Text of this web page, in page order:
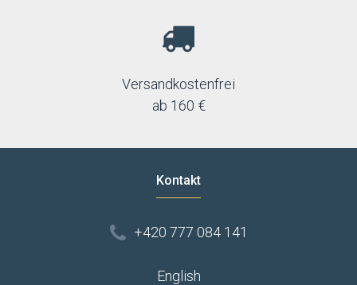
Versandkostenfrei
ab 160 €
Kontakt
+420 777 084 141
English